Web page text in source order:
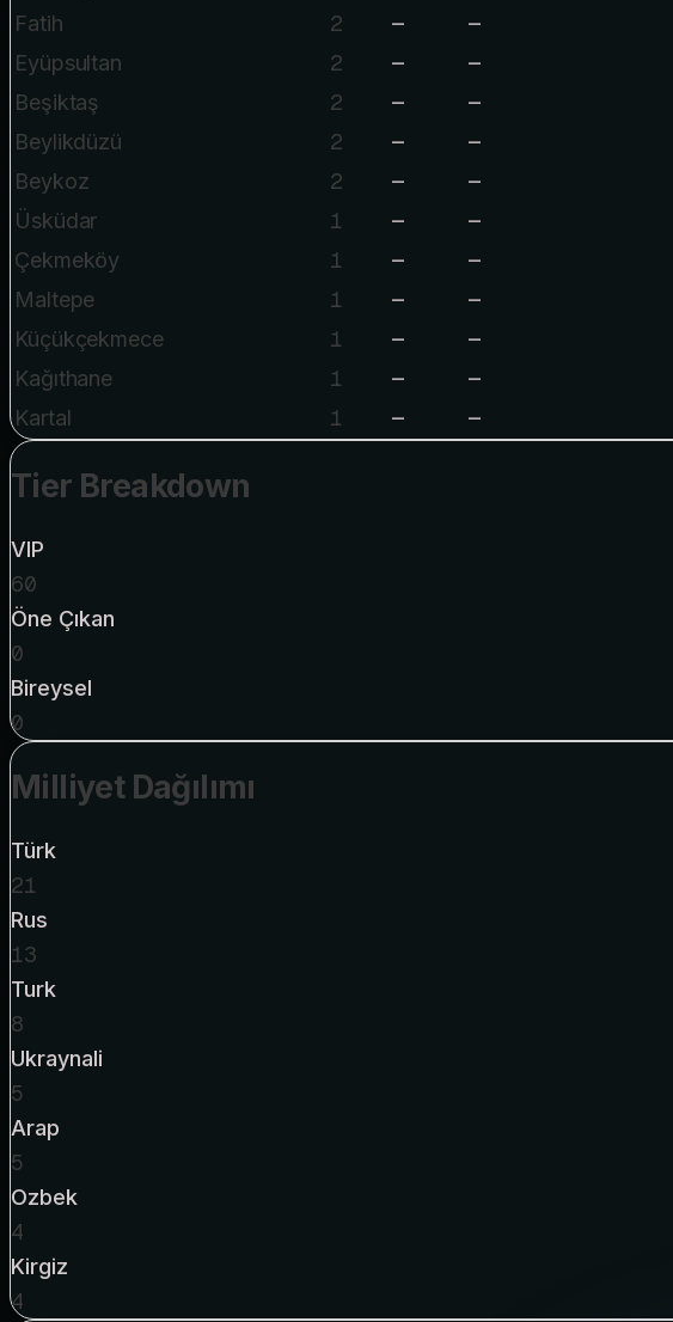
Fatih 2 — —
Eyüpsultan 2 — —
Beşiktaş 2 — —
Beylikdüzü 2 — —
Beykoz 2 — —
Üsküdar 1 — —
Çekmeköy 1 — —
Maltepe 1 — —
Küçükçekmece 1 — —
Kağıthane 1 — —
Kartal 1 — —
Tier Breakdown
VIP
60
Öne Çıkan
0
Bireysel
0
Milliyet Dağılımı
Türk
21
Rus
13
Turk
8
Ukraynali
5
Arap
5
Ozbek
4
Kirgiz
4